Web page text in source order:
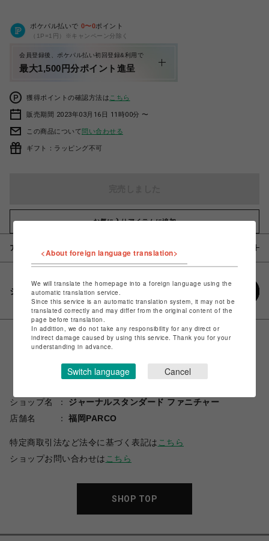
ポケパル払いで 0〜0ポイント
（1P=1円）※キャンペーン分除く
会員登録後、ポケパル払い初回登録&利用で
最大1,500円分ポイント進呈
獲得ポイントの確認方法は こちら
販売期間 2023年03月16日 11時00分 〜
この商品について問い合わせる
ギフト：ラッピング不可
お気に入りアイテムに追加
アイテム説明 / 素材
シェアする
ショップ名
ジャーナルスタンダード ファニチャー
店舗名
福岡PARCO
特定商取引法など法令に基づく表記は こちら
ショップお問い合わせは こちら
SHOP TOP
<About foreign language translation>
We will translate the homepage into a foreign language using the
automatic translation service.
Since this service is an automatic translation system, it may not be
translated correctly and may differ from the original content of the
page before translation.
In addition, we do not take any responsibility for any direct or
indirect damage caused by using this service. Thank you for your
understanding in advance.
Switch language Cancel